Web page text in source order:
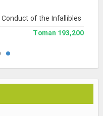
Conduct of the Infallibles
193,200 Toman